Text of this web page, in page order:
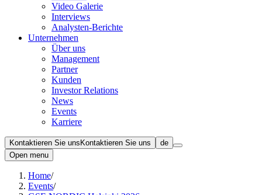
Video Galerie
Interviews
Analysten-Berichte
Unternehmen
Über uns
Management
Partner
Kunden
Investor Relations
News
Events
Karriere
Kontaktieren Sie uns Kontaktieren Sie uns
de
Open menu
Home/
Events/